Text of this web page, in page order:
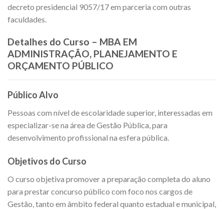
decreto presidencial 9057/17 em parceria com outras
faculdades.
Detalhes do Curso – MBA EM
ADMINISTRAÇÃO, PLANEJAMENTO E
ORÇAMENTO PÚBLICO
Público Alvo
Pessoas com nível de escolaridade superior, interessadas em
especializar-se na área de Gestão Pública, para
desenvolvimento profissional na esfera pública.
Objetivos do Curso
O curso objetiva promover a preparação completa do aluno
para prestar concurso público com foco nos cargos de
Gestão, tanto em âmbito federal quanto estadual e municipal,